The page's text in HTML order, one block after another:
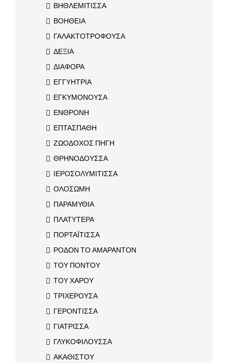
ΒΗΘΛΕΜΙΤΙΣΣΑ
ΒΟΗΘΕΙΑ
ΓΑΛΑΚΤΟΤΡΟΦΟΥΣΑ
ΔΕΞΙΑ
ΔΙΑΦΟΡΑ
ΕΓΓΥΗΤΡΙΑ
ΕΓΚΥΜΟΝΟΥΣΑ
ΕΝΘΡΟΝΗ
ΕΠΤΑΣΠΑΘΗ
ΖΩΟΔΟΧΟΣ ΠΗΓΗ
ΘΡΗΝΟΔΟΥΣΣΑ
ΙΕΡΟΣΟΛΥΜΙΤΙΣΣΑ
ΟΛΟΣΩΜΗ
ΠΑΡΑΜΥΘΙΑ
ΠΛΑΤΥΤΕΡΑ
ΠΟΡΤΑΪΤΙΣΣΑ
ΡΟΔΟΝ ΤΟ ΑΜΑΡΑΝΤΟΝ
ΤΟΥ ΠΟΝΤΟΥ
ΤΟΥ ΧΑΡΟΥ
ΤΡΙΧΕΡΟΥΣΑ
ΓΕΡΟΝΤΙΣΣΑ
ΓΙΑΤΡΙΣΣΑ
ΓΛΥΚΟΦΙΛΟΥΣΣΑ
ΑΚΑΘΙΣΤΟΥ